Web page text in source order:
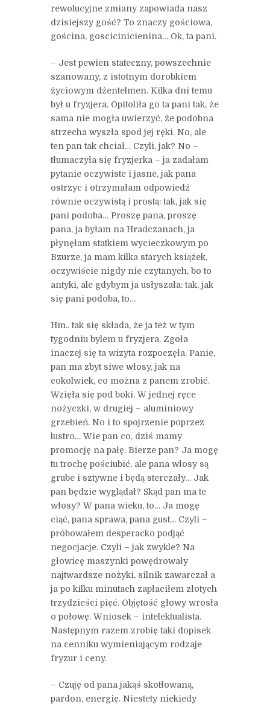
rewolucyjne zmiany zapowiada nasz
dzisiejszy gość? To znaczy gościowa,
gościna, goscicinicienina… Ok, ta pani.
– Jest pewien stateczny, powszechnie
szanowany, z istotnym dorobkiem
życiowym dżentelmen. Kilka dni temu
był u fryzjera. Opitoliła go ta pani tak, że
sama nie mogła uwierzyć, że podobna
strzecha wyszła spod jej ręki. No, ale
ten pan tak chciał… Czyli, jak? No –
tłumaczyła się fryzjerka – ja zadałam
pytanie oczywiste i jasne, jak pana
ostrzyc i otrzymałam odpowiedź
równie oczywistą i prostą: tak, jak się
pani podoba… Proszę pana, proszę
pana, ja byłam na Hradczanach, ja
płynęłam statkiem wycieczkowym po
Bzurze, ja mam kilka starych książek,
oczywiście nigdy nie czytanych, bo to
antyki, ale gdybym ja usłyszała: tak, jak
się pani podoba, to…
Hm.. tak się składa, że ja też w tym
tygodniu bylem u fryzjera. Zgoła
inaczej się ta wizyta rozpoczęła. Panie,
pan ma zbyt siwe włosy, jak na
cokolwiek, co można z panem zrobić.
Wzięła się pod boki. W jednej ręce
nożyczki, w drugiej – aluminiowy
grzebień. No i to spojrzenie poprzez
lustro… Wie pan co, dziś mamy
promocję na pałę. Bierze pan? Ja mogę
tu trochę pościubić, ale pana włosy są
grube i sztywne i będą sterczały… Jak
pan będzie wyglądał? Skąd pan ma te
włosy? W pana wieku, to… Ja mogę
ciąć, pana sprawa, pana gust… Czyli –
próbowałem desperacko podjąć
negocjacje. Czyli – jak zwykle? Na
głowicę maszynki powędrowały
najtwardsze nożyki, silnik zawarczał a
ja po kilku minutach zapłaciłem złotych
trzydzieści pięć. Objętość głowy wrosła
o połowę. Wniosek – intelektualista.
Następnym razem zrobię taki dopisek
na cenniku wymieniającym rodzaje
fryzur i ceny.
– Czuję od pana jakąś skotłowaną,
pardon, energię. Niestety niekiedy